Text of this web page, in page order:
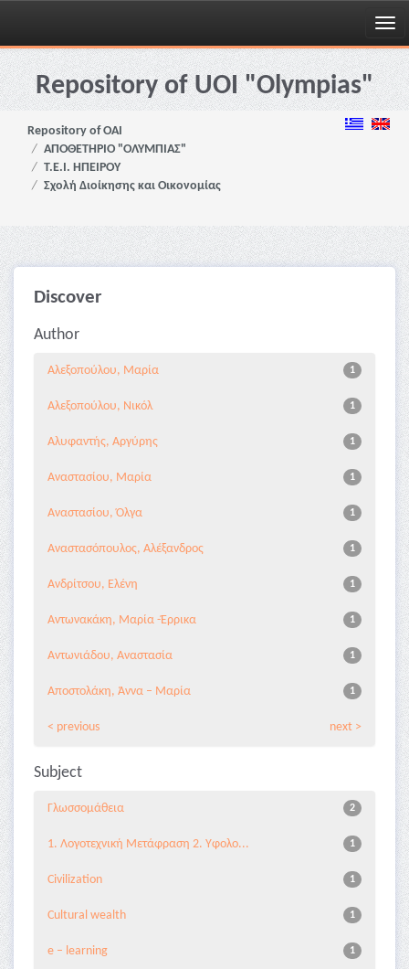
Skip
navigationRepository of UOI "Olympias"
Repository of OAI
ΑΠΟΘΕΤΗΡΙΟ "ΟΛΥΜΠΙΑΣ"
Τ.Ε.Ι. ΗΠΕΙΡΟΥ
Σχολή Διοίκησης και Οικονομίας
Discover
Author
1
Αλεξοπούλου, Μαρία
1
Αλεξοπούλου, Νικόλ
1
Αλυφαντής, Αργύρης
1
Αναστασίου, Μαρία
1
Αναστασίου, Όλγα
1
Αναστασόπουλος, Αλέξανδρος
1
Ανδρίτσου, Ελένη
1
Αντωνακάκη, Μαρία -Έρρικα
1
Αντωνιάδου, Αναστασία
1
Αποστολάκη, Άννα – Μαρία
< previous next >
Subject
2
Γλωσσομάθεια
1
1. Λογοτεχνική Μετάφραση 2. Υφολο...
1
Civilization
1
Cultural wealth
1
e – learning